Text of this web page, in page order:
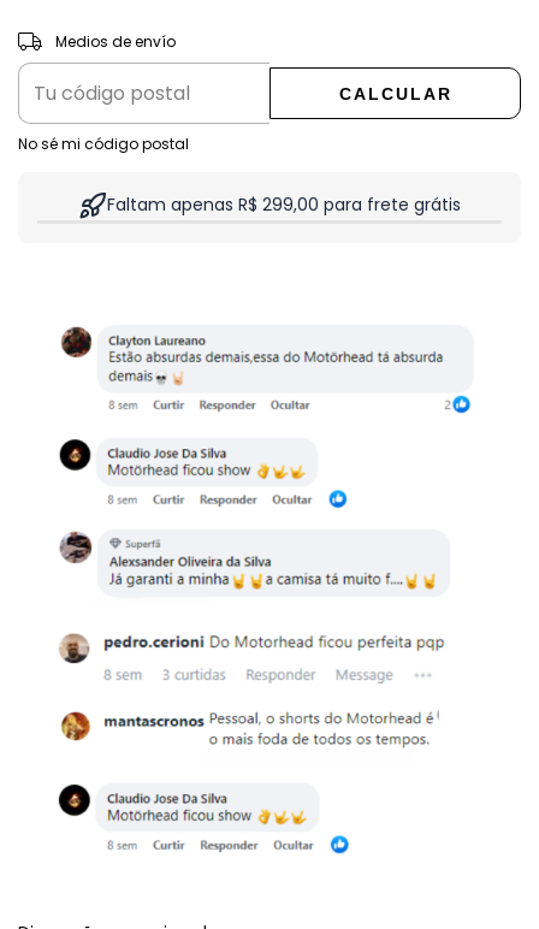
Entregas para el CP:
Medios de envío
CALCULAR
No sé mi código postal
Faltam apenas R$ 299,00 para frete grátis